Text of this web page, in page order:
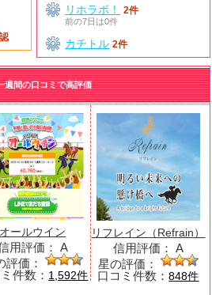
リホラボ！
2件
前の7日は0件
カチトル 2件
週間の口コミで高評価
オールウイン
用評価： A
評価：
件数： 1,592件
リフレイン（Refrain）
信用評価： A
星の評価：
口コミ件数：848件